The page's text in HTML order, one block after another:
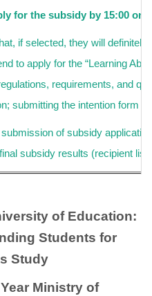
for the subsidy by 15:00 on
if selected, they will
to apply for the “Learning
requirements, and
submitting the intention form
ofsubsidy
subsidy results (recipient
of Education:
Students for
Study
Ministry of